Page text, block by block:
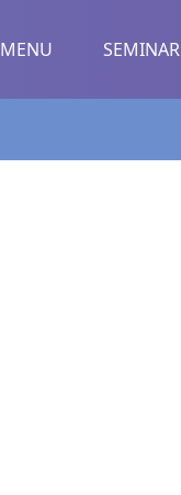
MENU SEMINAR